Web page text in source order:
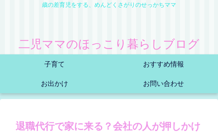
歳の差育児をする、めんどくさがりのせっかちママ
二児ママのほっこり暮らしブログ
子育て おすすめ情報
お出かけ お問い合わせ
退職代行で家に来る？会社の人が押しかけ